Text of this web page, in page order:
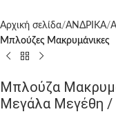
Αρχική σελίδα ΑΝΔΡΙΚΑ
Μπλούζες Μακρυμάνικες
Μπλούζα
Μεγάλα Μεγέθη /